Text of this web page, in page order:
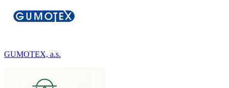
GUMOTEX, a.s.